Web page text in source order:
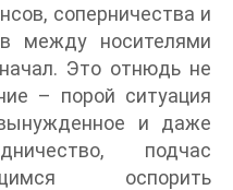
соперничества и
между носителями
Это отнюдь не
– порой ситуация
и даже
подчас
оспорить